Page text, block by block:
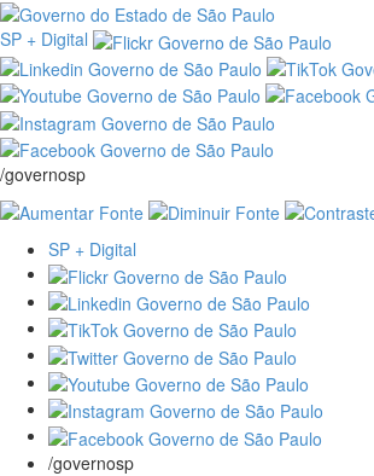
SP + Digital
/governosp
SP + Digital
/governosp